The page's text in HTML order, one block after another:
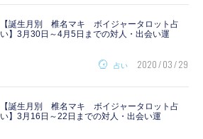
【誕生月別 椎名マキ ボイジャータロット占
い】3月30日～4月5日までの対人・出会い運
占い 2020 / 03 / 29
【誕生月別 椎名マキ ボイジャータロット占
い】3月16日～22日までの対人・出会い運